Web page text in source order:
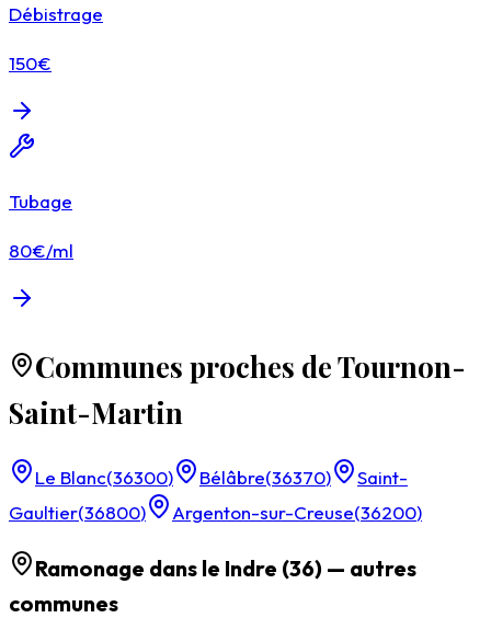
Débistrage
150€
Tubage
80€/ml
Communes proches de Tournon-
Saint-Martin
Le Blanc(36300) Bélâbre(36370)
Saint-
Gaultier(36800) Argenton-sur-Creuse(36200)
Ramonage dans le Indre (36) — autres
communes